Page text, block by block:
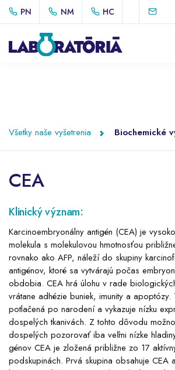
PN NM HC
Všetky naše vyšetrenia Biochemické
CEA
Klinický význam:
Karcinoembryonálny antigén (CEA) je
molekula s molekulovou hmotnosťou
rovnako ako AFP, náleží do skupiny
antigénov, ktoré sa vytvárajú počas
obdobia. CEA hrá úlohu v rade
vrátane adhézie buniek, imunity a
potlačená po narodení a vykazuje nízku
dospelých tkanivách. Z tohto dôvodu
dospelých pozorovať iba veľmi nízke
génov CEA je zložená približne zo 17
podskupinách. Prvá skupina obsahuje CEA